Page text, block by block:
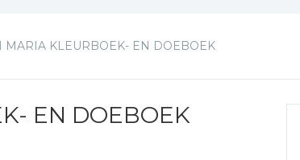
MARIA KLEURBOEK- EN DOEBOEK
EN DOEBOEK